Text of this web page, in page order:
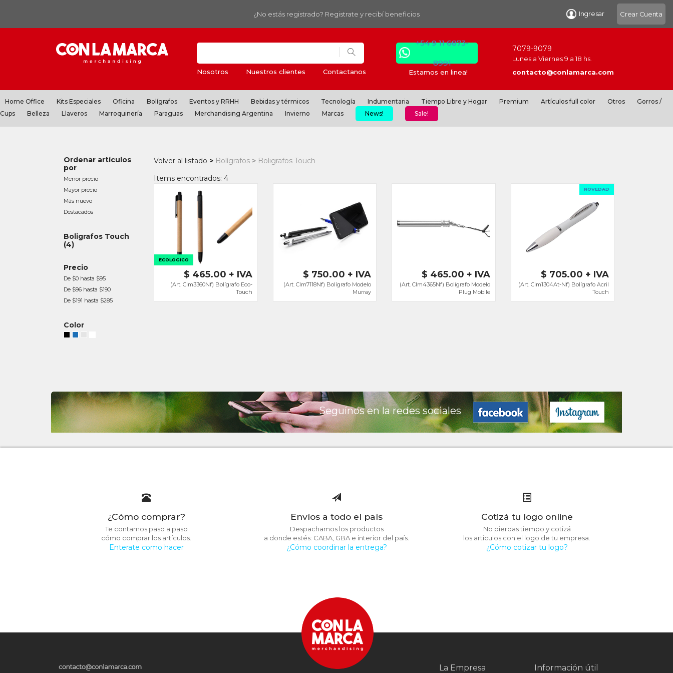
¿No estás registrado? Registrate y recibí beneficios Ingresar Crear Cuenta
+54 9 11 6873-
8991
7079-9079
Lunes a Viernes 9 a 18 hs.
Nosotros
Nuestros clientes Contactanos Estamos en linea! contacto@conlamarca.com
Home Office Kits Especiales Oficina Bolígrafos Eventos y RRHH Bebidas y térmicos Tecnología Indumentaria Tiempo Libre y Hogar Premium Artículos full color Otros
Gorros /
Cups
Belleza Llaveros Marroquinería Paraguas Merchandising Argentina Invierno Marcas News! Sale!
Ordenar artículos
por
Menor precio
Mayor precio
Más nuevo
Destacados
Boligrafos Touch
(4)
Precio
De $0 hasta $95
De $96 hasta $190
De $191 hasta $285
Color
Volver al listado Bolígrafos
Boligrafos Touch
Items encontrados: 4
ECOLOGICO
$ 465.00 + IVA
(Art. Clm3360Nf) Bolígrafo Eco-
Touch
$ 750.00 + IVA
(Art. Clm7118Nf) Bolígrafo Modelo
Murray
$ 465.00 + IVA
(Art. Clm4365Nf) Bolígrafo Modelo
Plug Mobile
NOVEDAD
$ 705.00 + IVA
(Art. Clm1304At-Nf) Bolígrafo Acril
Touch
Seguínos en la redes sociales
¿Cómo comprar?
Te contamos paso a paso
cómo comprar los artículos.
Enterate como hacer
Envíos a todo el país
Despachamos los productos
a donde estés: CABA, GBA e interior del país.
¿Cómo coordinar la entrega?
Cotizá tu logo online
No pierdas tiempo y cotizá
los articulos con el logo de tu empresa.
¿Cómo cotizar tu logo?
La Empresa Información útil